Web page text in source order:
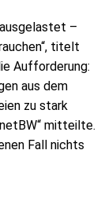
–
titelt
Aufforderung:
aus dem
zu stark
mitteilte.
Fall nichts